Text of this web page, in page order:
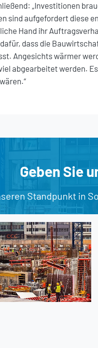
„Investitionen
sind aufgefordert diese
Hand ihr
dass die
Angesichts wärmer
abgearbeitet werden.
Geben Sie
Standpunkt in